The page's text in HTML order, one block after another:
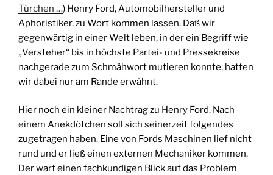
Türchen …) Henry Ford, Automobilhersteller und
Aphoristiker, zu Wort kommen lassen. Daß wir
gegenwärtig in einer Welt leben, in der ein Begriff wie
„Versteher“ bis in höchste Partei- und Pressekreise
nachgerade zum Schmähwort mutieren konnte, hatten
wir dabei nur am Rande erwähnt.
Hier noch ein kleiner Nachtrag zu Henry Ford. Nach
einem Anekdötchen soll sich seinerzeit folgendes
zugetragen haben. Eine von Fords Maschinen lief nicht
rund und er ließ einen externen Mechaniker kommen.
Der warf einen fachkundigen Blick auf das Problem